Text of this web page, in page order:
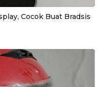
Cocok Buat Bradsis